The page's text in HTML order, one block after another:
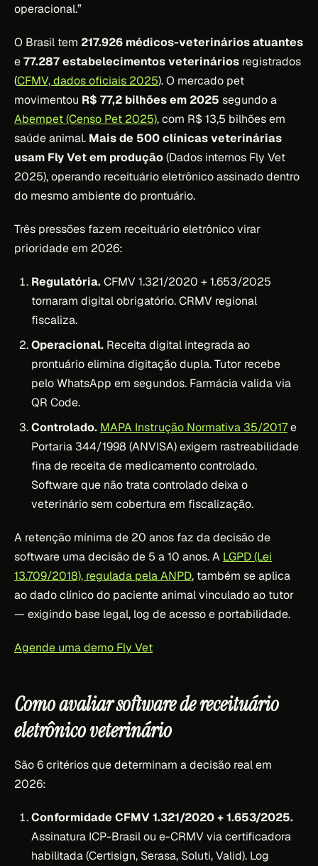
operacional.”
O Brasil tem 217.926 médicos-veterinários atuantes
e77.287 estabelecimentos veterinários registrados
(CFMV, dados oficiais 2025). O mercado pet
movimentou R$ 77,2 bilhões em 2025 segundo a
Abempet (Censo Pet 2025), com R$ 13,5 bilhões em
saúde animal. Mais de 500 clínicas veterinárias
usam Fly Vet em produção(Dados internos Fly Vet
2025), operando receituário eletrônico assinado dentro
do mesmo ambiente do prontuário.
Três pressões fazem receituário eletrônico virar
prioridade em 2026:
Regulatória.CFMV 1.321/2020 + 1.653/2025
tornaram digital obrigatório. CRMV regional
fiscaliza.
Operacional. Receita digital integrada ao
prontuário elimina digitação dupla. Tutor recebe
pelo WhatsApp em segundos. Farmácia valida via
QR Code.
Controlado. MAPA Instrução Normativa 35/2017e
Portaria 344/1998 (ANVISA) exigem rastreabilidade
fina de receita de medicamento controlado.
Software que não trata controlado deixa o
veterinário sem cobertura em fiscalização.
A retenção mínima de 20 anos faz da decisão de
software uma decisão de 5 a 10 anos. A LGPD (Lei
13.709/2018), regulada pela ANPD, também se aplica
ao dado clínico do paciente animal vinculado ao tutor
— exigindo base legal, log de acesso e portabilidade.
Agende uma demo Fly Vet
Como avaliar software de receituário
eletrônico veterinário
São 6 critérios que determinam a decisão real em
2026:
Conformidade CFMV 1.321/2020 + 1.653/2025.
Assinatura ICP-Brasil ou e-CRMV via certificadora
habilitada (Certisign, Serasa, Soluti, Valid). Log